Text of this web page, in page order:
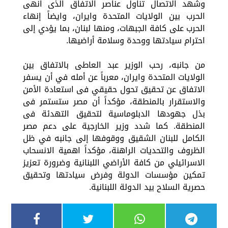
وشهد الاتصال تناول عناصر الاتفاق الذى انهى
الحرب بين الولايات المتحدة وايران، وايضاً إنهاء
الحرب على كافة الجبهات، ومنها لبنان، بما يؤدي إلى
احترام سيادتها ووحدة وسلامة أراضيها.
من جانبه، رحب الوزير عبد العاطى بالاتفاق بين
الولايات المتحدة وايران، معرباً عن أمله في أن يسفر
الاتفاق عن تحقيق تحول حقيقي فى استعادة الأمن
والاستقرار بالمنطقة، مؤكداً أن مصر ستستمر فى
بذل جهودها الدبلوماسية لتحقيق التهدئة فى
المنطقة. كما شدد وزير الخارجية على دعم مصر
الكامل للبنان الشقيق ووقوفها إلى جانبه في ظل
الظروف والتحديات الراهنة، مؤكداً اهمية الانسحاب
الاسرائيلي من كافة الأراضي اللبنانية وضرورة تعزيز
تمكين مؤسسات الدولة وفرض سيادتها وتحقيق
حصرية السلاح بيد الدولة اللبنانية.